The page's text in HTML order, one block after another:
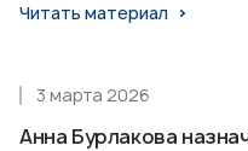
Читать материал
Анна Бурлакова
3 марта 2026